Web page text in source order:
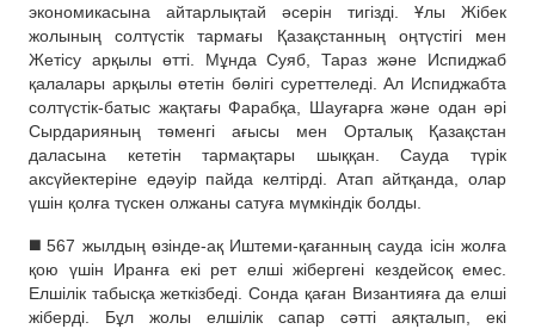
экономикасына айтарлықтай әсерін тигізді. Ұлы Жібек
жолының солтүстік тармағы Қазақстанның оңтүстігі мен
Жетісу арқылы өтті. Мұнда Суяб, Тараз және Испиджаб
қалалары арқылы өтетін бөлігі суреттеледі. Ал Испиджабта
солтүстік-батыс жақтағы Фарабқа, Шауғарға және одан әрі
Сырдарияның төменгі ағысы мен Орталық Қазақстан
даласына кететін тармақтары шыққан. Сауда түрік
аксүйектеріне едәуір пайда келтірді. Атап айтқанда, олар
үшін қолға түскен олжаны сатуға мүмкіндік болды.
◼️ 567 жылдың өзінде-ақ Иштеми-қағанның сауда ісін жолға
қою үшін Иранға екі рет елші жібергені кездейсоқ емес.
Елшілік табысқа жеткізбеді. Сонда қаған Византияға да елші
жіберді. Бұл жолы елшілік сапар сәтті аяқталып, екі